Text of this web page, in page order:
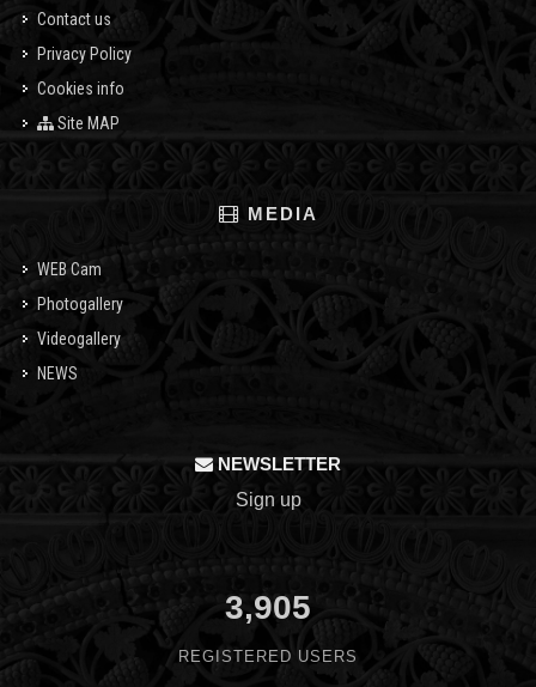
Contact us
Privacy Policy
Cookies info
Site MAP
MEDIA
WEB Cam
Photogallery
Videogallery
NEWS
NEWSLETTER
Sign up
3,905
REGISTERED USERS